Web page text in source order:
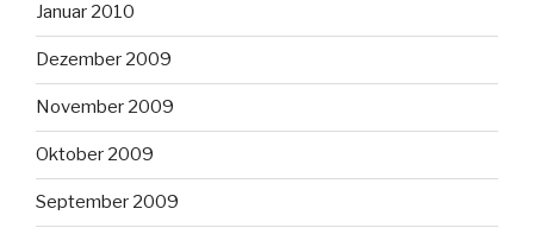
Januar 2010
Dezember 2009
November 2009
Oktober 2009
September 2009